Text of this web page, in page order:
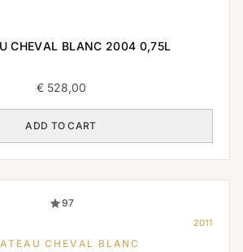
CHEVAL BLANC 2004 0,75L
€528,00
ADD TO CART
97
2011
CHEVAL BLANC